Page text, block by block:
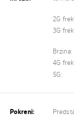
2G
3G
Brzina:
4G
5G:
Pokreni: